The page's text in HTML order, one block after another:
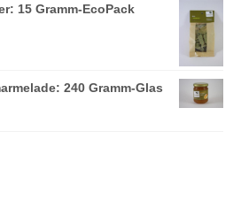
15 Gramm-EcoPack
240 Gramm-Glas